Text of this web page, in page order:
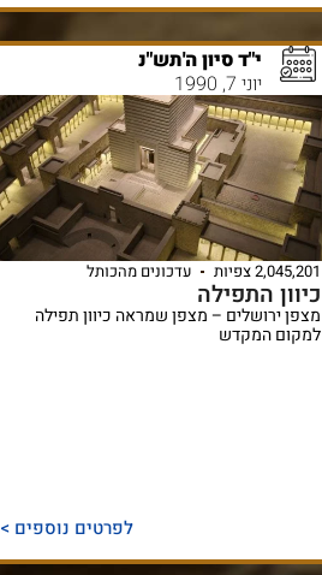
י"ד סיון ה'תש"נ
יוני 7, 1990
2,045,201 צפיות עדכונים מהכותל
כיוון התפילה
מצפן ירושלים – מצפן שמראה כיוון תפילה
למקום המקדש
לפרטים נוספים >